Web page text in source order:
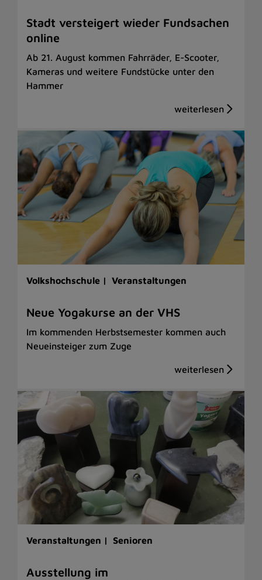
Stadt versteigert wieder Fundsachen
online
Ab 21. August kommen Fahrräder, E-Scooter,
Kameras und weitere Fundstücke unter den
Hammer
Volkshochschule | Veranstaltungen
Neue Yogakurse an der VHS
Im kommenden Herbstsemester kommen auch
Neueinsteiger zum Zuge
Veranstaltungen | Senioren
Ausstellung im